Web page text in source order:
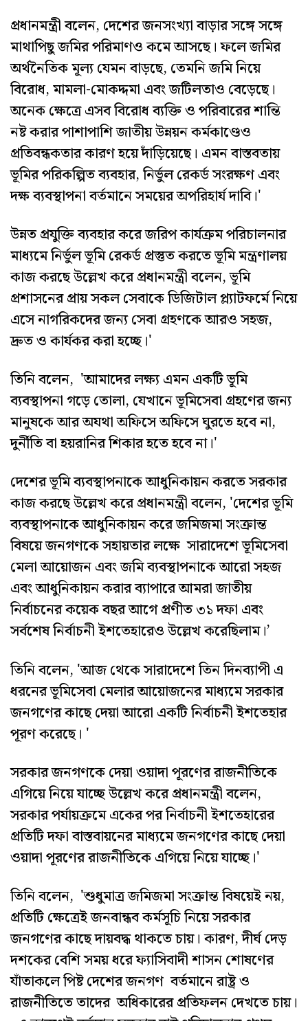
প্রধানমন্ত্রী বলেন, দেশের জনসংখ্যা বাড়ার সঙ্গে সঙ্গে
মাথাপিছু জমির পরিমাণও কমে আসছে। ফলে জমির
অর্থনৈতিক মূল্য যেমন বাড়ছে, তেমনি জমি নিয়ে
বিরোধ, মামলা-মোকদ্দমা এবং জটিলতাও বেড়েছে।
অনেক ক্ষেত্রে এসব বিরোধ ব্যক্তি ও পরিবারের শান্তি
নষ্ট করার পাশাপাশি জাতীয় উন্নয়ন কর্মকাণ্ডেও
প্রতিবন্ধকতার কারণ হয়ে দাঁড়িয়েছে। এমন বাস্তবতায়
ভূমির পরিকল্পিত ব্যবহার, নির্ভুল রেকর্ড সংরক্ষণ এবং
দক্ষ ব্যবস্থাপনা বর্তমানে সময়ের অপরিহার্য দাবি।'
উন্নত প্রযুক্তি ব্যবহার করে জরিপ কার্যক্রম পরিচালনার
মাধ্যমে নির্ভুল ভূমি রেকর্ড প্রস্তুত করতে ভূমি মন্ত্রণালয়
কাজ করছে উল্লেখ করে প্রধানমন্ত্রী বলেন, ভূমি
প্রশাসনের প্রায় সকল সেবাকে ডিজিটাল প্ল্যাটফর্মে নিয়ে
এসে নাগরিকদের জন্য সেবা গ্রহণকে আরও সহজ,
দ্রুত ও কার্যকর করা হচ্ছে।'
তিনি বলেন, 'আমাদের লক্ষ্য এমন একটি ভূমি
ব্যবস্থাপনা গড়ে তোলা, যেখানে ভূমিসেবা গ্রহণের জন্য
মানুষকে আর অযথা অফিসে অফিসে ঘুরতে হবে না,
দুর্নীতি বা হয়রানির শিকার হতে হবে না।'
দেশের ভূমি ব্যবস্থাপনাকে আধুনিকায়ন করতে সরকার
কাজ করছে উল্লেখ করে প্রধানমন্ত্রী বলেন, 'দেশের ভূমি
ব্যবস্থাপনাকে আধুনিকায়ন করে জমিজমা সংক্রান্ত
বিষয়ে জনগণকে সহায়তার লক্ষে সারাদেশে ভূমিসেবা
মেলা আয়োজন এবং জমি ব্যবস্থাপনাকে আরো সহজ
এবং আধুনিকায়ন করার ব্যাপারে আমরা জাতীয়
নির্বাচনের কয়েক বছর আগে প্রণীত ৩১ দফা এবং
সর্বশেষ নির্বাচনী ইশতেহারেও উল্লেখ করেছিলাম।’
তিনি বলেন, 'আজ থেকে সারাদেশে তিন দিনব্যাপী এ
ধরনের ভূমিসেবা মেলার আয়োজনের মাধ্যমে সরকার
জনগণের কাছে দেয়া আরো একটি নির্বাচনী ইশতেহার
পূরণ করেছে। '
সরকার জনগণকে দেয়া ওয়াদা পূরণের রাজনীতিকে
এগিয়ে নিয়ে যাচ্ছে উল্লেখ করে প্রধানমন্ত্রী বলেন,
সরকার পর্যায়ক্রমে একের পর নির্বাচনী ইশতেহারের
প্রতিটি দফা বাস্তবায়নের মাধ্যমে জনগণের কাছে দেয়া
ওয়াদা পূরণের রাজনীতিকে এগিয়ে নিয়ে যাচ্ছে।'
তিনি বলেন, 'শুধুমাত্র জমিজমা সংক্রান্ত বিষয়েই নয়,
প্রতিটি ক্ষেত্রেই জনবান্ধব কর্মসূচি নিয়ে সরকার
জনগণের কাছে দায়বদ্ধ থাকতে চায়। কারণ, দীর্ঘ দেড়
দশকের বেশি সময় ধরে ফ্যাসিবাদী শাসন শোষণের
যাঁতাকলে পিষ্ট দেশের জনগণ বর্তমানে রাষ্ট্র ও
রাজনীতিতে তাদের অধিকারের প্রতিফলন দেখতে চায়।